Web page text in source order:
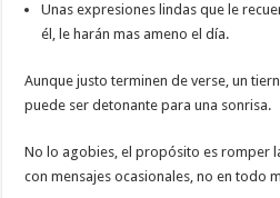
Unas expresiones lindas que le
él, le harán mas ameno el día.
Aunque justo terminen de verse, un
puede ser detonante para una sonrisa.
No lo agobies, el propósito es romper
con mensajes ocasionales, no en todo